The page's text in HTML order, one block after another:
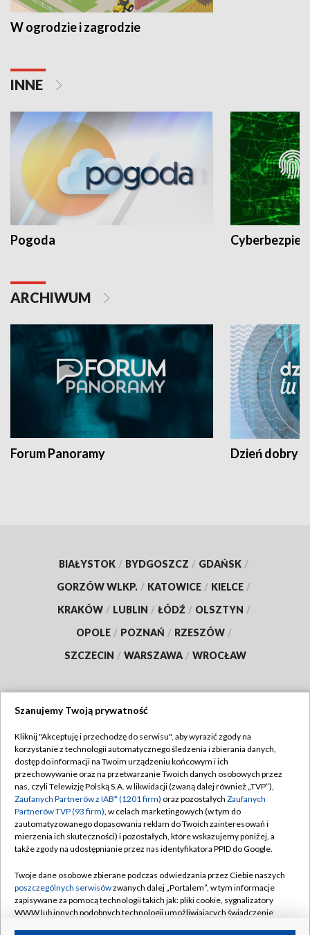
W ogrodzie i zagrodzie
INNE
Pogoda
ARCHIWUM
Forum Panoramy Dzień dobry
BIAŁYSTOK / BYDGOSZCZ / GDAŃSK /
GORZÓW WLKP. / KATOWICE / KIELCE /
KRAKÓW / LUBLIN / ŁÓDŹ / OLSZTYN /
OPOLE / POZNAŃ / RZESZÓW /
SZCZECIN / WARSZAWA / WROCŁAW
TVP
Abonament TVP
Emisja w TVP
Centrum informacji TVP
Naziemna Telewizja Cyfrowa
Rada Programowa
System NOS
Informacje o nadawcy
Regulamin TVP
Polityka prywatności
Moje zgody
Pomoc
Kontakt
Szanujemy Twoją prywatność
Kliknij "Akceptuję i przechodzę do serwisu", aby wyrazić zgody na
korzystanie z technologii automatycznego śledzenia i zbierania danych,
dostęp do informacji na Twoim urządzeniu końcowym i ich
przechowywanie oraz na przetwarzanie Twoich danych osobowych przez
nas, czyli Telewizję Polską S.A. w likwidacji (zwaną dalej również „TVP”),
Zaufanych Partnerów z IAB* (1201 firm) oraz pozostałych Zaufanych
Partnerów TVP (93 firm), w celach marketingowych (w tym do
zautomatyzowanego dopasowania reklam do Twoich zainteresowań i
mierzenia ich skuteczności) i pozostałych, które wskazujemy poniżej, a
także zgody na udostępnianie przez nas identyfikatora PPID do Google.
Twoje dane osobowe zbierane podczas odwiedzania przez Ciebie naszych
poszczególnych serwisówzwanych dalej „Portalem”, w tym informacje
zapisywane za pomocą technologii takich jak: pliki cookie, sygnalizatory
WWW lub innych podobnych technologii umożliwiających świadczenie